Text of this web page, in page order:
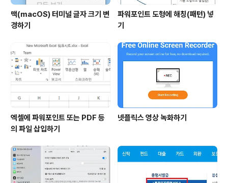
맥(macOS) 터미널 글자 크기 변
경하기
파워포인트 도형에 해칭(패턴) 넣
기
엑셀에 파워포인트 또는 PDF 등
의 파일 삽입하기
넷플릭스 영상 녹화하기